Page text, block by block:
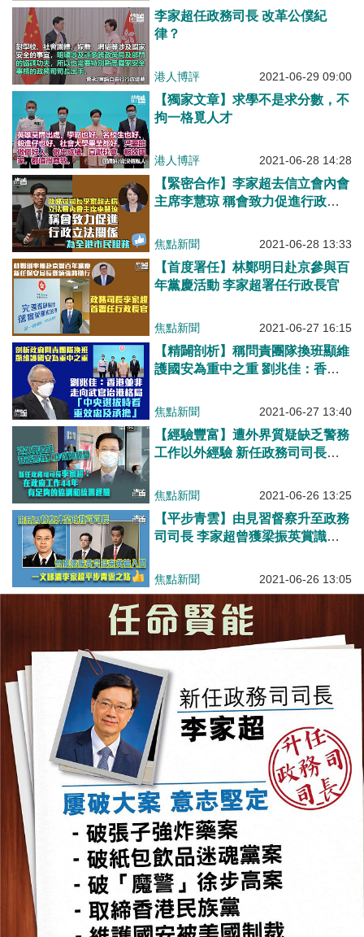
李家超任政務司長 改革公僕紀
律？
港人博評 2021-06-29 09:00
【獨家文章】求學不是求分數，不
拘一格覓人才
港人博評 2021-06-28 14:28
【緊密合作】李家超去信立會內會
主席李慧琼 稱會致力促進行政立
焦點新聞 2021-06-28 13:33
【首度署任】林鄭明日赴京參與百
年黨慶活動 李家超署任行政長官
焦點新聞 2021-06-27 16:15
【精闢剖析】稱問責團隊換班顯維
護國安為重中之重 劉兆佳：香港
焦點新聞 2021-06-27 13:40
【經驗豐富】遭外界質疑缺乏警務
工作以外經驗 新任政務司司長李
協調和統籌經驗
焦點新聞 2021-06-26 13:25
【平步青雲】由見習督察升至政務
司司長 李家超曾獲梁振英賞識棄
焦點新聞 2021-06-26 13:05